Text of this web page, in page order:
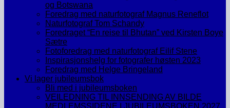
og Botswana
Foredrag med naturfotograf Magnus Reneflot
Naturfotograf Tom Schandy
Foredraget “En reise til Bhutan” ved Kirsten Boye
Sætre
Fotoforedrag med naturfotograf Eilif Stene
Inspirasjonshelg for fotografer høsten 2023
Foredrag med Helge Bringeland
Vi lager jubileumsbok
Bli med i jubileumsboken
VEILEDNING TIL INNSENDING AV BILDE
MEDLEMSSIDENE I JUBILEUMSBOKEN 2027